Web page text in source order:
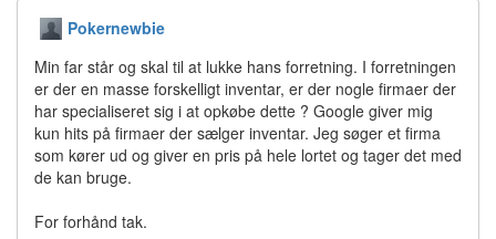
Pokernewbie
Min far står og skal til at lukke hans forretning. I forretningen
er der en masse forskelligt inventar, er der nogle firmaer der
har specialiseret sig i at opkøbe dette ? Google giver mig
kun hits på firmaer der sælger inventar. Jeg søger et firma
som kører ud og giver en pris på hele lortet og tager det med
de kan bruge.
For forhånd tak.